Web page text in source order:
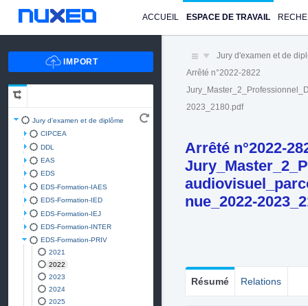
ACCUEIL ESPACE DE TRAVAIL
Jury d'examen et de diplôme
CIPCEA
DDL
EAS
EDS
EDS-Formation-IAES
EDS-Formation-IED
EDS-Formation-IEJ
EDS-Formation-INTER
EDS-Formation-PRIV
2021
2022
2023
2024
2025
Jury d'examen et de
Arrêté n°2022-2822
2023_2180.pdf
Arrêté n°2022-
nue_2022-
Résumé Relations